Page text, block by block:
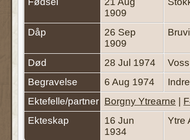
1909
Dåp
26 Sep
1909
Død 28 Jul 1974
Begravelse
6 Aug 1974
Ektefelle/partner Borgny Ytrearne |
Ekteskap
16 Jun
1934
Ytre